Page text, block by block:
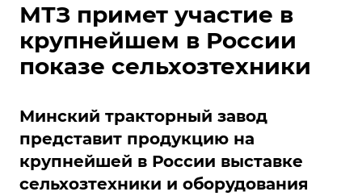
МТЗ примет участие в
крупнейшем в России
показе сельхозтехники
Минский тракторный завод
представит продукцию на
крупнейшей в России выставке
сельхозтехники и оборудования